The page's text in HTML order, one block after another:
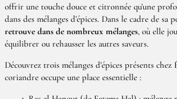
offrir une touche douce et citronnée qu’une
dans des mélanges d’épices. Dans le cadre de sa
retrouve dans de nombreux mélanges, où elle
équilibrer ou rehausser les autres saveurs.
Découvrez trois mélanges d'épices présents
coriandre occupe une place essentielle :